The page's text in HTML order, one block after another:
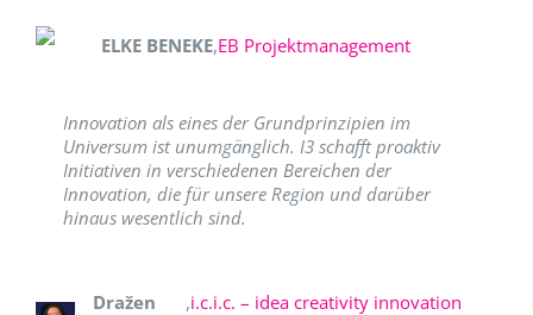
ELKE BENEKE,EB Projektmanagement
Innovation als eines der Grundprinzipien im
Universum ist unumgänglich. I3 schafft proaktiv
Initiativen in verschiedenen Bereichen der
Innovation, die für unsere Region und darüber
hinaus wesentlich sind.
Dražen
,i.c.i.c. – idea creativity innovation